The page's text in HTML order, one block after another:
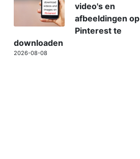
video's en
afbeeldingen op
Pinterest te
downloaden
2026-08-08